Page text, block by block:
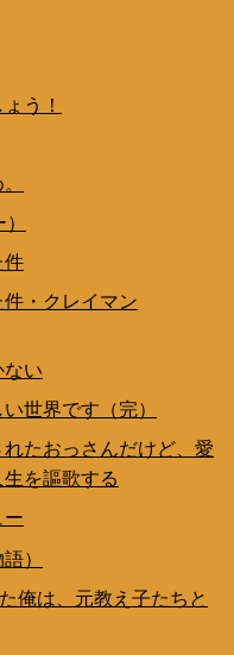
う！
件
・クレイマン
ない
世界です（完）
たおっさんだけど、愛
を謳歌する
ー
）
俺は、元教え子たちと